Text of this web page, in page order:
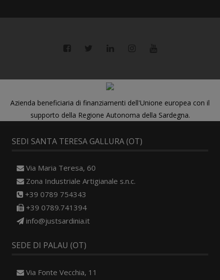
Azienda beneficiaria di finanziamenti dell'Unione europea con il
supporto della Regione Autonoma della Sardegna.
SEDI SANTA TERESA GALLURA (OT)
Via Maria Teresa, 60
Zona Industriale Artigianale s.n.c.
+39 0789 754343
+39 0789.741394
info@justsardinia.it
SEDE DI PALAU (OT)
Via Fonte Vecchia, 11